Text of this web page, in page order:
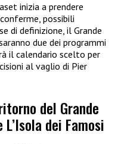
inizia a prendere
possibili
di definizione, il Grande
due dei programmi
il calendario scelto per
al vaglio di Pier
del Grande
dei Famosi